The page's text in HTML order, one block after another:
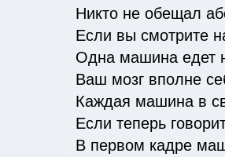
Никто не обещал
Если вы смотрите
Одна машина едет
Ваш мозг вполне
Каждая машина в
Если теперь
В первом кадре